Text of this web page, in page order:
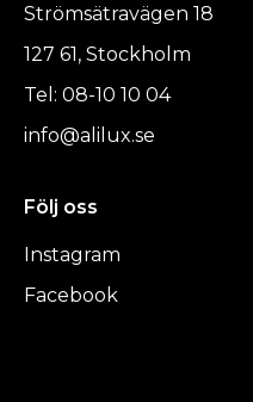
Strömsätravägen 18
127 61, Stockholm
Tel: 08-10 10 04
info@alilux.se
Följ oss
Instagram
Facebook